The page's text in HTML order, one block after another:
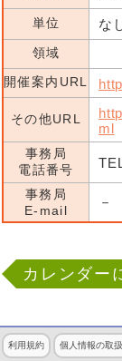
単位 な
領域
開催案内URL
その他URL
ml
事務局
電話番号
事務局
E-mail
－
カレンダー
利用規約 個人情報の取